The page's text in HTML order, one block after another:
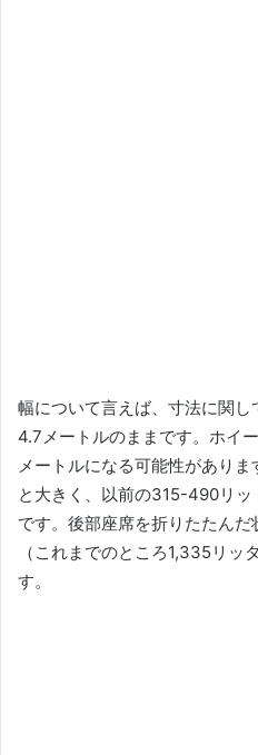
幅について言えば、寸法に関し
4.7メートルのままです。 ホイ
メートルになる可能性がありま
と大きく、以前の315-490リ
です。 後部座席を折りたたん
（これまでのところ1,335リッ
す。